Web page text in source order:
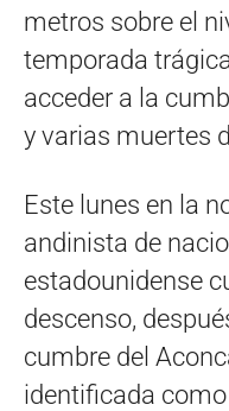
metros sobre el
temporada
acceder a la
y varias muertes
Este lunes en la
andinista de
estadounidense
descenso,
cumbre del
identificada